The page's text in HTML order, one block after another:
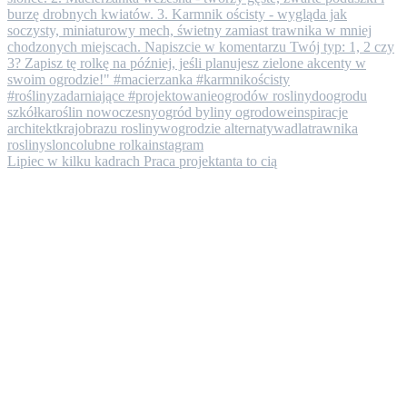
Lipiec w kilku kadrach ​Praca projektanta to cią